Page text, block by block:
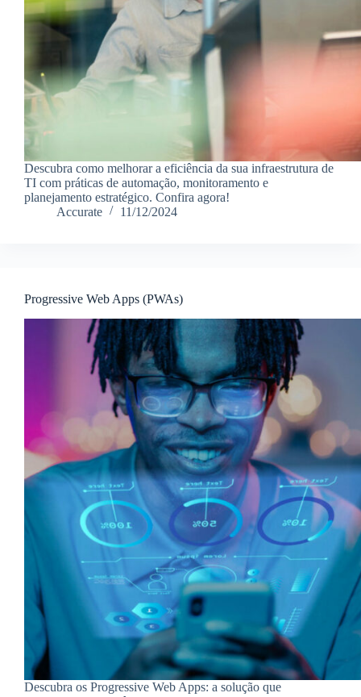
Descubra como melhorar a eficiência da sua infraestrutura de
TI com práticas de automação, monitoramento e
planejamento estratégico. Confira agora!
Accurate
11/12/2024
Progressive Web Apps (PWAs)
Descubra os Progressive Web Apps: a solução que